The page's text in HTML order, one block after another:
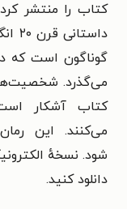
کتاب را منتشر
می‌گذرد.
کتاب آشکار
می‌کنند. این
شود. نسخهٔ
دانلود کنید.